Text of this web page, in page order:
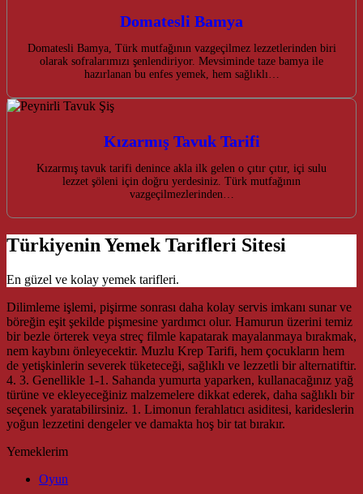
Domatesli Bamya
Domatesli Bamya, Türk mutfağının vazgeçilmez lezzetlerinden biri
olarak sofralarımızı şenlendiriyor. Mevsiminde taze bamya ile
hazırlanan bu enfes yemek, hem sağlıklı…
Kızarmış Tavuk Tarifi
Kızarmış tavuk tarifi denince akla ilk gelen o çıtır çıtır, içi sulu
lezzet şöleni için doğru yerdesiniz. Türk mutfağının
vazgeçilmezlerinden…
Türkiyenin Yemek Tarifleri Sitesi
En güzel ve kolay yemek tarifleri.
Dilimleme işlemi, pişirme sonrası daha kolay servis imkanı sunar ve
böreğin eşit şekilde pişmesine yardımcı olur. Hamurun üzerini temiz
bir bezle örterek veya streç filmle kapatarak mayalanmaya bırakmak,
nem kaybını önleyecektir. Muzlu Krep Tarifi, hem çocukların hem
de yetişkinlerin severek tüketeceği, sağlıklı ve lezzetli bir alternatiftir.
4. 3. Genellikle 1-1. Sahanda yumurta yaparken, kullanacağınız yağ
türüne ve ekleyeceğiniz malzemelere dikkat ederek, daha sağlıklı bir
seçenek yaratabilirsiniz. 1. Limonun ferahlatıcı asiditesi, karideslerin
yoğun lezzetini dengeler ve damakta hoş bir tat bırakır.
Yemeklerim
Oyun